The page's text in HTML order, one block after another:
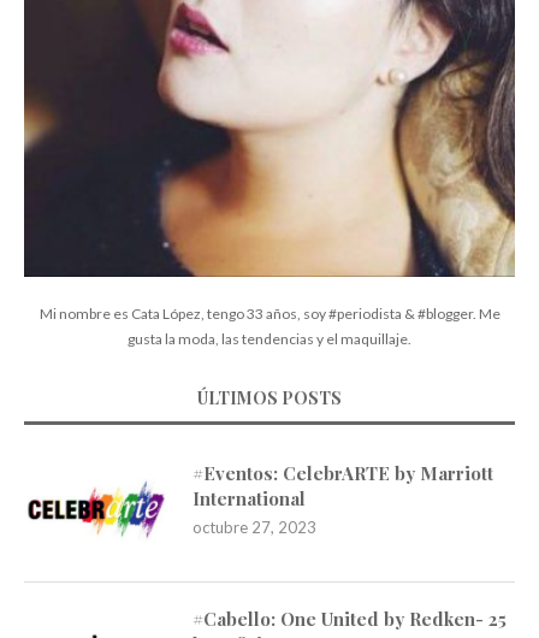
Mi nombre es Cata López, tengo 33 años, soy #periodista & #blogger. Me
gusta la moda, las tendencias y el maquillaje.
ÚLTIMOS POSTS
#Eventos: CelebrARTE by Marriott
International
octubre 27, 2023
#Cabello: One United by Redken- 25